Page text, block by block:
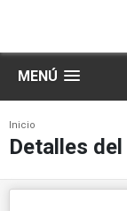
MENÚ
Inicio
Detalles